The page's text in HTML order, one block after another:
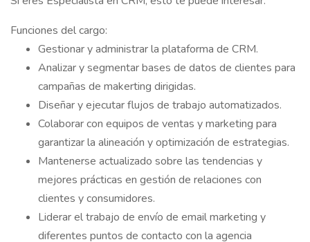
Funciones del cargo:
Gestionar y administrar la plataforma de CRM.
Analizar y segmentar bases de datos de clientes para
campañas de makerting dirigidas.
Diseñar y ejecutar flujos de trabajo automatizados.
Colaborar con equipos de ventas y marketing para
garantizar la alineación y optimización de estrategias.
Mantenerse actualizado sobre las tendencias y
mejores prácticas en gestión de relaciones con
clientes y consumidores.
Liderar el trabajo de envío de email marketing y
diferentes puntos de contacto con la agencia